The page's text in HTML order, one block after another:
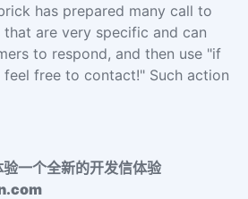
has prepared many call to
are very specific and can
to respond, and then use "if
feel free to contact!" Such action
一个全新的开发信体验